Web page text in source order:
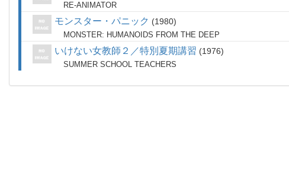
RE-ANIMATOR
モンスター・パニック 1980
MONSTER: HUMANOIDS FROM THE DEEP
いけない女教師２／特別夏期講習 1976
SUMMER SCHOOL TEACHERS